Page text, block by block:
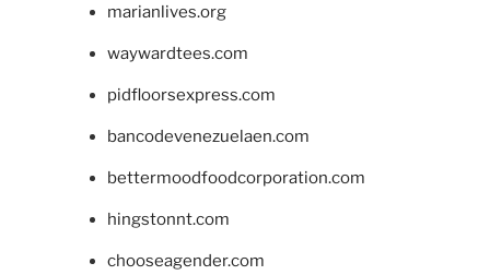
marianlives.org
waywardtees.com
pidfloorsexpress.com
bancodevenezuelaen.com
bettermoodfoodcorporation.com
hingstonnt.com
chooseagender.com